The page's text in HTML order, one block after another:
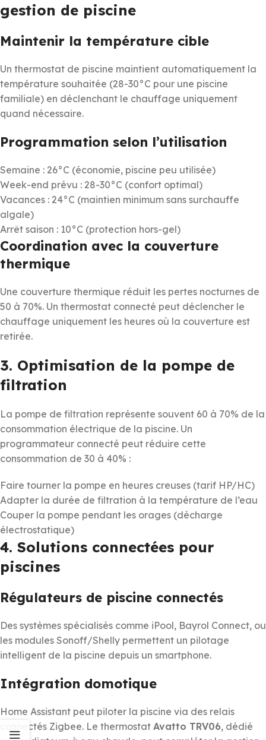
gestion de piscine
Maintenir la température cible
Un thermostat de piscine maintient automatiquement la
température souhaitée (28-30°C pour une piscine
familiale) en déclenchant le chauffage uniquement
quand nécessaire.
Programmation selon l’utilisation
Semaine : 26°C (économie, piscine peu utilisée)
Week-end prévu : 28-30°C (confort optimal)
Vacances : 24°C (maintien minimum sans surchauffe
algale)
Arrêt saison : 10°C (protection hors-gel)
Coordination avec la couverture
thermique
Une couverture thermique réduit les pertes nocturnes de
50 à 70%. Un thermostat connecté peut déclencher le
chauffage uniquement les heures où la couverture est
retirée.
3. Optimisation de la pompe de
filtration
La pompe de filtration représente souvent 60 à 70% de la
consommation électrique de la piscine. Un
programmateur connecté peut réduire cette
consommation de 30 à 40% :
Faire tourner la pompe en heures creuses (tarif HP/HC)
Adapter la durée de filtration à la température de l’eau
Couper la pompe pendant les orages (décharge
électrostatique)
4. Solutions connectées pour
piscines
Régulateurs de piscine connectés
Des systèmes spécialisés comme iPool, Bayrol Connect, ou
les modules Sonoff/Shelly permettent un pilotage
intelligent de la piscine depuis un smartphone.
Intégration domotique
Home Assistant peut piloter la piscine via des relais
connectés Zigbee. Le thermostat Avatto TRV06, dédié